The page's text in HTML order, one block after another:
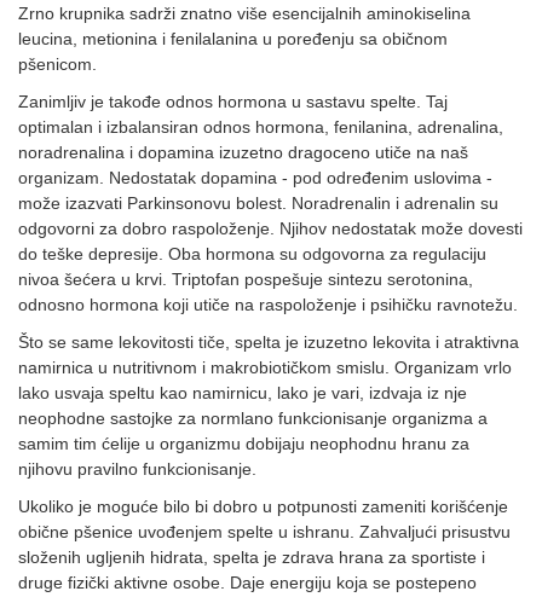
Zrno krupnika sadrži znatno više esencijalnih aminokiselina
leucina, metionina i fenilalanina u poređenju sa običnom
pšenicom.
Zanimljiv je takođe odnos hormona u sastavu spelte. Taj
optimalan i izbalansiran odnos hormona, fenilanina, adrenalina,
noradrenalina i dopamina izuzetno dragoceno utiče na naš
organizam. Nedostatak dopamina - pod određenim uslovima -
može izazvati Parkinsonovu bolest. Noradrenalin i adrenalin su
odgovorni za dobro raspoloženje. Njihov nedostatak može dovesti
do teške depresije. Oba hormona su odgovorna za regulaciju
nivoa šećera u krvi. Triptofan pospešuje sintezu serotonina,
odnosno hormona koji utiče na raspoloženje i psihičku ravnotežu.
Što se same lekovitosti tiče, spelta je izuzetno lekovita i atraktivna
namirnica u nutritivnom i makrobiotičkom smislu. Organizam vrlo
lako usvaja speltu kao namirnicu, lako je vari, izdvaja iz nje
neophodne sastojke za normlano funkcionisanje organizma a
samim tim ćelije u organizmu dobijaju neophodnu hranu za
njihovu pravilno funkcionisanje.
Ukoliko je moguće bilo bi dobro u potpunosti zameniti korišćenje
obične pšenice uvođenjem spelte u ishranu. Zahvaljući prisustvu
složenih ugljenih hidrata, spelta je zdrava hrana za sportiste i
druge fizički aktivne osobe. Daje energiju koja se postepeno